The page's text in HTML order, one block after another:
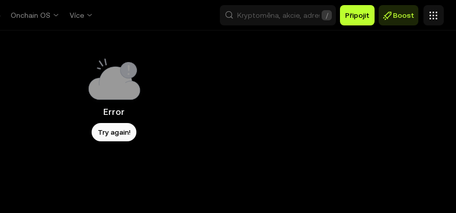
Onchain OS Více / Připojit Boost
Error
Try again!